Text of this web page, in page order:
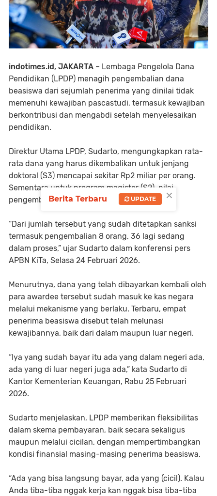
indotimes.id, JAKARTA – Lembaga Pengelola Dana
Pendidikan (LPDP) menagih pengembalian dana
beasiswa dari sejumlah penerima yang dinilai tidak
memenuhi kewajiban pascastudi, termasuk kewajiban
berkontribusi dan mengabdi setelah menyelesaikan
pendidikan.
Direktur Utama LPDP, Sudarto, mengungkapkan rata-
rata dana yang harus dikembalikan untuk jenjang
doktoral (S3) mencapai sekitar Rp2 miliar per orang.
Sementara untuk program magister (S2), nilai
pengembaliannya di bawah Rp1 miliar.
“Dari jumlah tersebut yang sudah ditetapkan sanksi
termasuk pengembalian 8 orang, 36 lagi sedang
dalam proses,” ujar Sudarto dalam konferensi pers
APBN KiTa, Selasa 24 Februari 2026.
Menurutnya, dana yang telah dibayarkan kembali oleh
para awardee tersebut sudah masuk ke kas negara
melalui mekanisme yang berlaku. Terbaru, empat
penerima beasiswa disebut telah melunasi
kewajibannya, baik dari dalam maupun luar negeri.
“Iya yang sudah bayar itu ada yang dalam negeri ada,
ada yang di luar negeri juga ada,” kata Sudarto di
Kantor Kementerian Keuangan, Rabu 25 Februari
2026.
Sudarto menjelaskan, LPDP memberikan fleksibilitas
dalam skema pembayaran, baik secara sekaligus
maupun melalui cicilan, dengan mempertimbangkan
kondisi finansial masing-masing penerima beasiswa.
“Ada yang bisa langsung bayar, ada yang (cicil). Kalau
Anda tiba-tiba nggak kerja kan nggak bisa tiba-tiba
×
Berita Terbaru UPDATE